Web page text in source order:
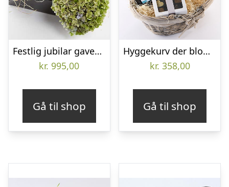
Festlig jubilar gavekasse – Send blomster med Bloomit
kr. 995,00
Gå til shop
Hyggekurv der blomstrer med chokolade – Send blomster med Bloomit
kr. 358,00
Gå til shop